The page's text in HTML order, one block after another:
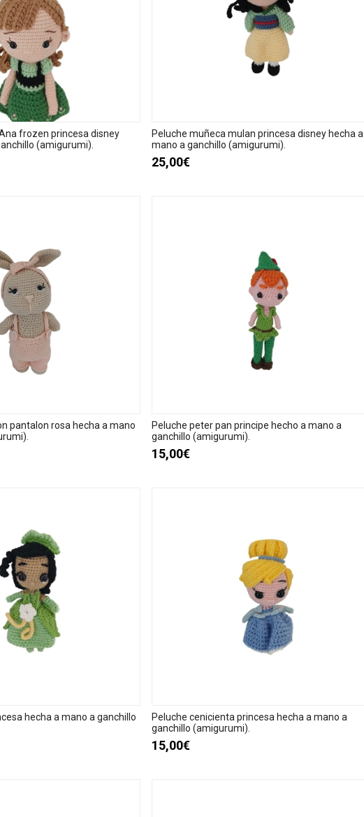
frozen princesa disney
(amigurumi).
Peluche muñeca mulan princesa disney hecha a
mano a ganchillo (amigurumi).
25,00€
pantalon rosa hecha a mano
Peluche peter pan principe hecho a mano a
ganchillo (amigurumi).
15,00€
hecha a mano a ganchillo
Peluche cenicienta princesa hecha a mano a
ganchillo (amigurumi).
15,00€